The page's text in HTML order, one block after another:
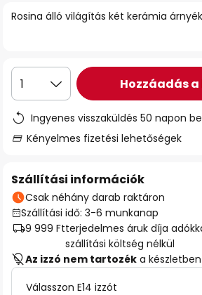
Rosina álló világítás két kerámia
1 Hozzáadás
Ingyenes visszaküldés 50 napon
Kényelmes fizetési lehetőségek
Szállítási információk
Csak néhány darab raktáron
Szállítási idő: 3-6 munkanap
9 999 Ftterjedelmes áruk díja
szállítási költség nélkül
Az izzó nem tartozék a készletben
Válasszon E14 izzót